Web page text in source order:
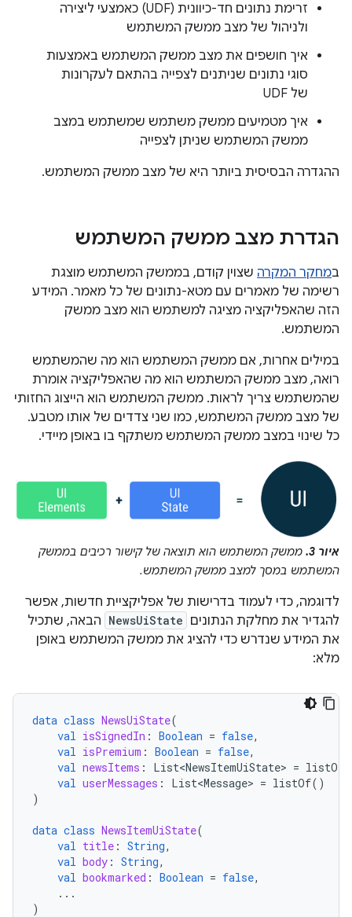
זרימת נתונים חד-כיוונית (UDF) כאמצעי ליצירה
ולניהול של מצב ממשק המשתמש
איך חושפים את מצב ממשק המשתמש באמצעות
סוגי נתונים שניתנים לצפייה בהתאם לעקרונות
של UDF
איך מטמיעים ממשק משתמש שמשתמש במצב
ממשק המשתמש שניתן לצפייה
ההגדרה הבסיסית ביותר היא של מצב ממשק המשתמש.
הגדרת מצב ממשק המשתמש
במחקר המקרה שצוין קודם, בממשק המשתמש מוצגת
רשימה של מאמרים עם מטא-נתונים של כל מאמר. המידע
הזה שהאפליקציה מציגה למשתמש הוא מצב ממשק
המשתמש.
במילים אחרות, אם ממשק המשתמש הוא מה שהמשתמש
רואה, מצב ממשק המשתמש הוא מה שהאפליקציה אומרת
שהמשתמש צריך לראות. ממשק המשתמש הוא הייצוג החזותי
של מצב ממשק המשתמש, כמו שני צדדים של אותו מטבע.
כל שינוי במצב ממשק המשתמש משתקף בו באופן מיידי.
איור 3.
ממשק המשתמש הוא תוצאה של קישור רכיבים בממשק
המשתמש במסך למצב ממשק המשתמש.
לדוגמה, כדי לעמוד בדרישות של אפליקציית חדשות, אפשר
להגדיר את מחלקת הנתונים NewsUiState הבאה, שתכיל
את המידע שנדרש כדי להציג את ממשק המשתמש באופן
מלא:
data class NewsUiState(
val isSignedIn : Boolean = false,
val isPremium : Boolean = false,
val newsItems : List<NewsItemUiState> = listOf
val userMessages : List<Message> = listOf()
)
data class NewsItemUiState(
val title : String,
val body : String,
val bookmarked : Boolean = false,
...
)